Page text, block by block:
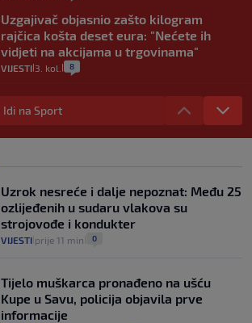
Uzgajivač objasnio zašto kilogram
rajčica košta deset eura: "Nećete ih
vidjeti na akcijama u trgovinama"
VIJESTI 3. kol. 8
Selidba je jedno od stresnijih iskustava.
Evo aktualnih cijena i nekoliko savjeta
VIJESTI 2. kol. 0
automobilom na Hvar iz Zagreba, a
koliko iz Osijeka
VIJESTI 2. kol. 14
Idi na Sport
Uzrok nesreće i dalje nepoznat: Među 25
ozlijeđenih u sudaru vlakova su
strojovođe i kondukter
VIJESTI prije 11 min 0
Tijelo muškarca pronađeno na ušću
Kupe u Savu, policija objavila prve
informacije